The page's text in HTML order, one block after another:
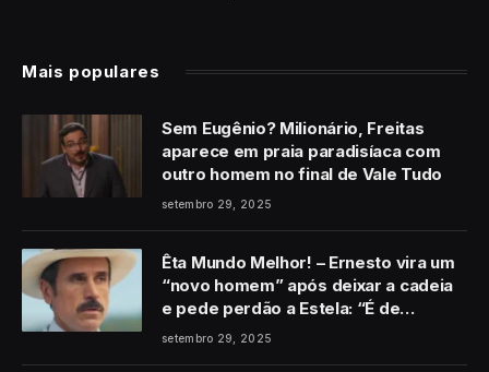
Mais populares
Sem Eugênio? Milionário, Freitas
aparece em praia paradisíaca com
outro homem no final de Vale Tudo
setembro 29, 2025
Êta Mundo Melhor! – Ernesto vira um
“novo homem” após deixar a cadeia
e pede perdão a Estela: “É de
coração”
setembro 29, 2025